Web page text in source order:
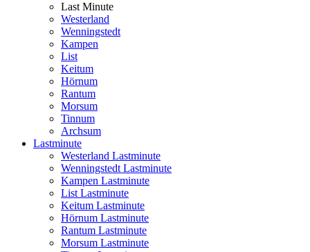
Last Minute
Westerland
Wenningstedt
Kampen
List
Keitum
Hörnum
Rantum
Morsum
Tinnum
Archsum
Lastminute
Westerland Lastminute
Wenningstedt Lastminute
Kampen Lastminute
List Lastminute
Keitum Lastminute
Hörnum Lastminute
Rantum Lastminute
Morsum Lastminute